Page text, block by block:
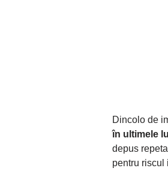
Dincolo de
în ultimele
depus
pentru riscul